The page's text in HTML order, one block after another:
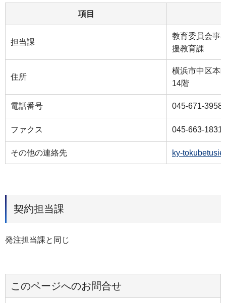
項目
担当課
教育委員会事
援教育課
住所
横浜市中区本
14階
電話番号 045-671-3958
ファクス 045-663-1831
その他の連絡先 ky-
契約担当課
発注担当課と同じ
このページへのお問合せ